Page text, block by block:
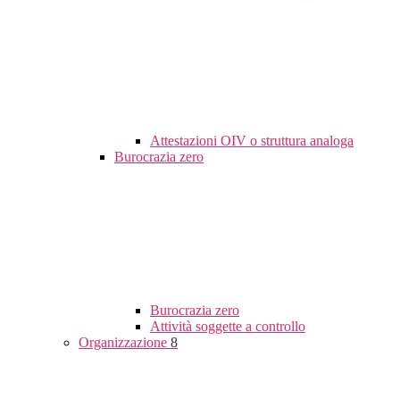
Attestazioni OIV o struttura analoga
Burocrazia zero
Burocrazia zero
Attività soggette a controllo
Organizzazione 8